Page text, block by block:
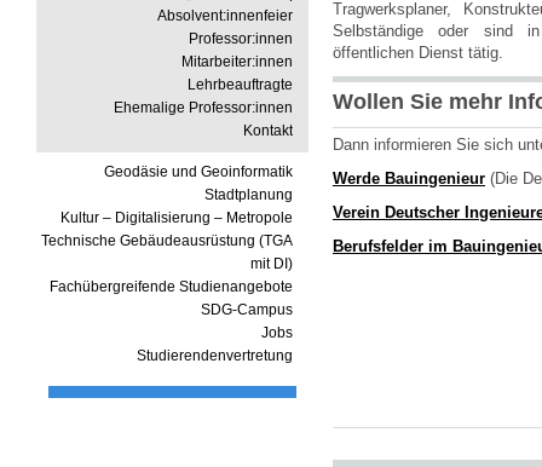
Absolvent:innenfeier
Professor:innen
Mitarbeiter:innen
Lehrbeauftragte
Ehemalige Professor:innen
Kontakt
Geodäsie und Geoinformatik
Stadtplanung
Kultur – Digitalisierung – Metropole
Technische Gebäudeausrüstung (TGA
mit DI)
Fachübergreifende Studienangebote
SDG-Campus
Jobs
Studierendenvertretung
Tragwerksplaner,
Selbständige oder sind
öffentlichen Dienst tätig.
Wollen Sie mehr
Dann informieren Sie sich
Werde Bauingenieur (Die
Verein Deutscher
Berufsfelder im